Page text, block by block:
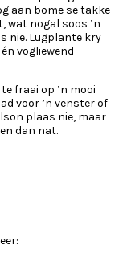
aan bome se takke
wat nogal soos ’n
nie. Lugplante kry
vogliewend –
fraai op ’n mooi
voor ’n venster of
plaas nie, maar
dan nat.